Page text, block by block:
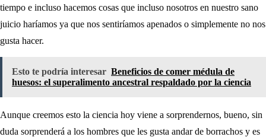
tiempo e incluso hacemos cosas que incluso nosotros en nuestro sano
juicio haríamos ya que nos sentiríamos apenados o simplemente no nos
gusta hacer.
Esto te podría interesar Beneficios de comer médula de
huesos: el superalimento ancestral respaldado por la ciencia
Aunque creemos esto la ciencia hoy viene a sorprendernos, bueno, sin
duda sorprenderá a los hombres que les gusta andar de borrachos y es